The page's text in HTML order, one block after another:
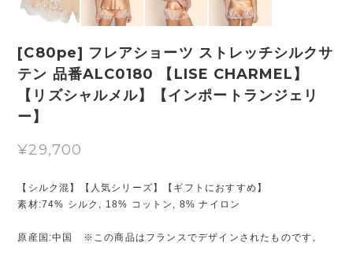
[C80pe] フレアショーツ ストレッチシルクサ
テン 品番ALC0180 【LISE CHARMEL】
【リズシャルメル】【インポートランジェリ
ー】
¥29,700
【シルク混】【人気シリーズ】【ギフトにおすすめ】
素材:74% シルク, 18% コットン, 8% ナイロン
原産国:中国 ※この商品はフランスでデザインされたものです。